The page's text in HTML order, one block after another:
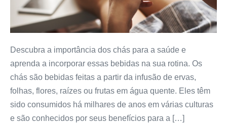
Descubra a importância dos chás para a saúde e
aprenda a incorporar essas bebidas na sua rotina. Os
chás são bebidas feitas a partir da infusão de ervas,
folhas, flores, raízes ou frutas em água quente. Eles têm
sido consumidos há milhares de anos em várias culturas
e são conhecidos por seus benefícios para a […]